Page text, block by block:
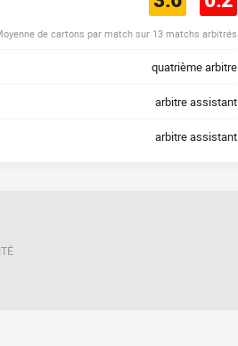
de cartons par match sur 13 matchs arbitrés
quatrième arbitre
arbitre assistant
arbitre assistant